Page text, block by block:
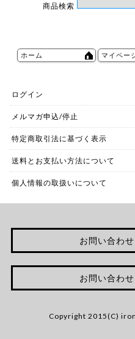
商品検索
ホーム マイペー
ログイン
メルマガ申込/停止
特定商取引法に基づく表示
送料とお支払い方法について
個人情報の取扱いについて
お問い合わせ
お問い合わせ
Copyright 2015(C)